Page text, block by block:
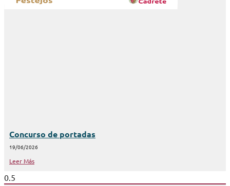
Concurso de portadas
19/06/2026
Leer Más